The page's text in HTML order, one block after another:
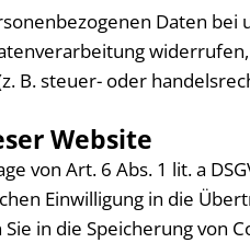
Daten bei
B. steuer- oder
Website
Art. 6 Abs. 1 lit. a
Einwilligung in die
in die Speicherung von